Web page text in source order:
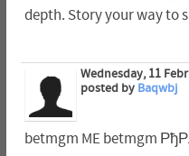
depth. Story your way to
Wednesday, 11
posted by Baqwbj
betmgm ME betmgm